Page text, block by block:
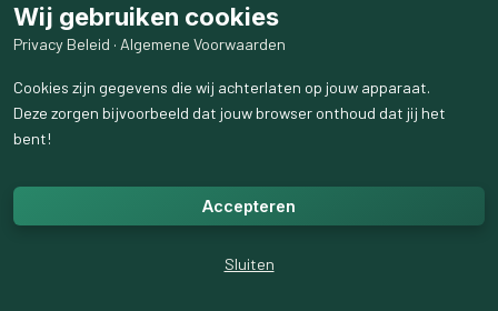
Wij gebruiken cookies
Privacy Beleid · Algemene Voorwaarden
Cookies zijn gegevens die wij achterlaten op jouw apparaat.
Deze zorgen bijvoorbeeld dat jouw browser onthoud dat jij het
bent!
Accepteren
Sluiten